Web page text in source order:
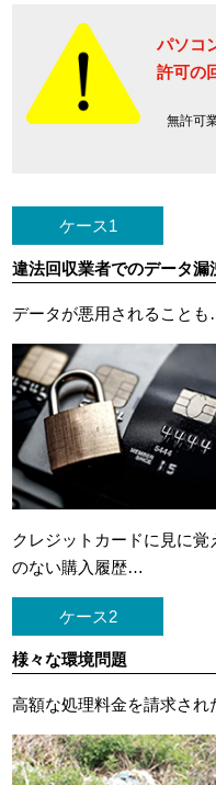
パソコ
許可の
無許可
ケース1
違法回収業者でのデータ漏
データが悪用されること
クレジットカードに 見に覚
のない購入履歴…
ケース2
様々な環境問題
高額な処理料金を請求さ